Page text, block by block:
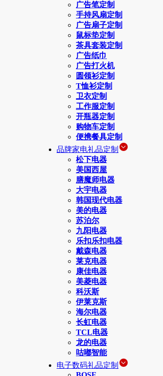
广告笔定制
手持风扇定制
广告扇子定制
鼠标垫定制
茶具套装定制
广告纸巾
广告打火机
圆领衫定制
T恤衫定制
卫衣定制
工作服定制
开瓶器定制
购物车定制
便携餐具定制
品牌家电礼品定制
松下电器
美国西屋
膳魔师电器
大宇电器
韩国现代电器
美的电器
苏泊尔
九阳电器
乐扣乐扣电器
戴森电器
莱克电器
康佳电器
美菱电器
科沃斯
伊莱克斯
海尔电器
长虹电器
TCL电器
龙的电器
咕嘟智能
电子数码礼品定制